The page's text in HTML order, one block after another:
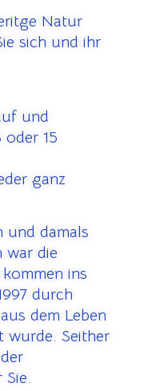
Natur
sich und ihr
und
oder 15
ganz
und damals
war die
ins
durch
dem Leben
wurde. Seither